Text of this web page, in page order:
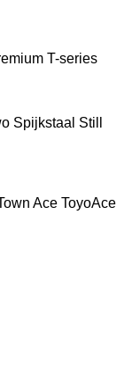
T-series
Spijkstaal Still
Ace ToyoAce